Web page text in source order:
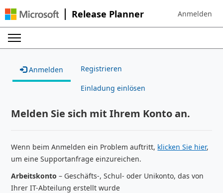
Release Planner Sign in to
Anmelden
Anmelden Registrieren
Einladung einlösen
Melden Sie sich mit Ihrem Konto an.
Wenn beim Anmelden ein Problem auftritt, klicken Sie hier,
um eine Supportanfrage einzureichen.
Arbeitskonto – Geschäfts-, Schul- oder Unikonto, das von
Ihrer IT-Abteilung erstellt wurde